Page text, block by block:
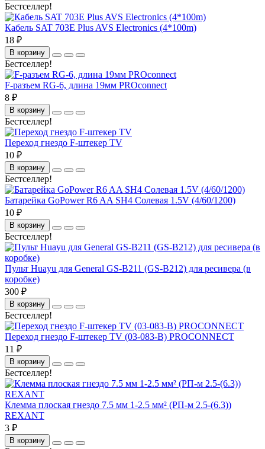
Бестселлер!
Кабель SAT 703E Plus AVS Electronics (4*100m)
18 ₽
В корзину
Бестселлер!
F-разъем RG-6, длина 19мм PROconnect
8 ₽
В корзину
Бестселлер!
Переход гнездо F-штекер TV
10 ₽
В корзину
Бестселлер!
Батарейка GoPower R6 AA SH4 Солевая 1.5V (4/60/1200)
10 ₽
В корзину
Бестселлер!
Пульт Huayu для General GS-B211 (GS-B212) для ресивера (в
коробке)
300 ₽
В корзину
Бестселлер!
Переход гнездо F-штекер TV (03-083-B) PROCONNECT
11 ₽
В корзину
Бестселлер!
Клемма плоская гнездо 7.5 мм 1-2.5 мм² (РП-м 2.5-(6.3))
REXANT
3 ₽
В корзину